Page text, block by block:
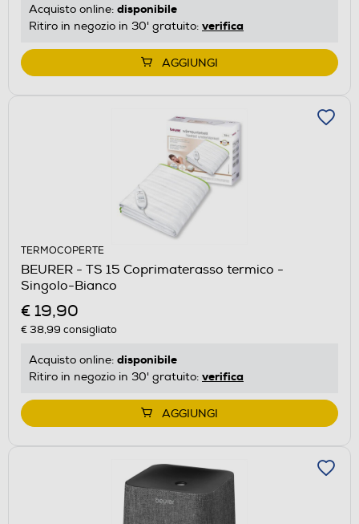
Acquisto online: disponibile
Ritiro in negozio in 30' gratuito: verifica
AGGIUNGI
TERMOCOPERTE
BEURER - TS 15 Coprimaterasso termico -
Singolo-Bianco
€ 19,90
€ 38,99 consigliato
Acquisto online: disponibile
Ritiro in negozio in 30' gratuito: verifica
AGGIUNGI